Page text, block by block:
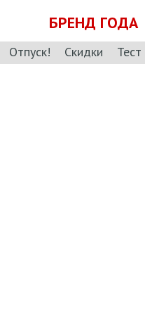
БРЕНД ГОДА
Отпуск! Скидки